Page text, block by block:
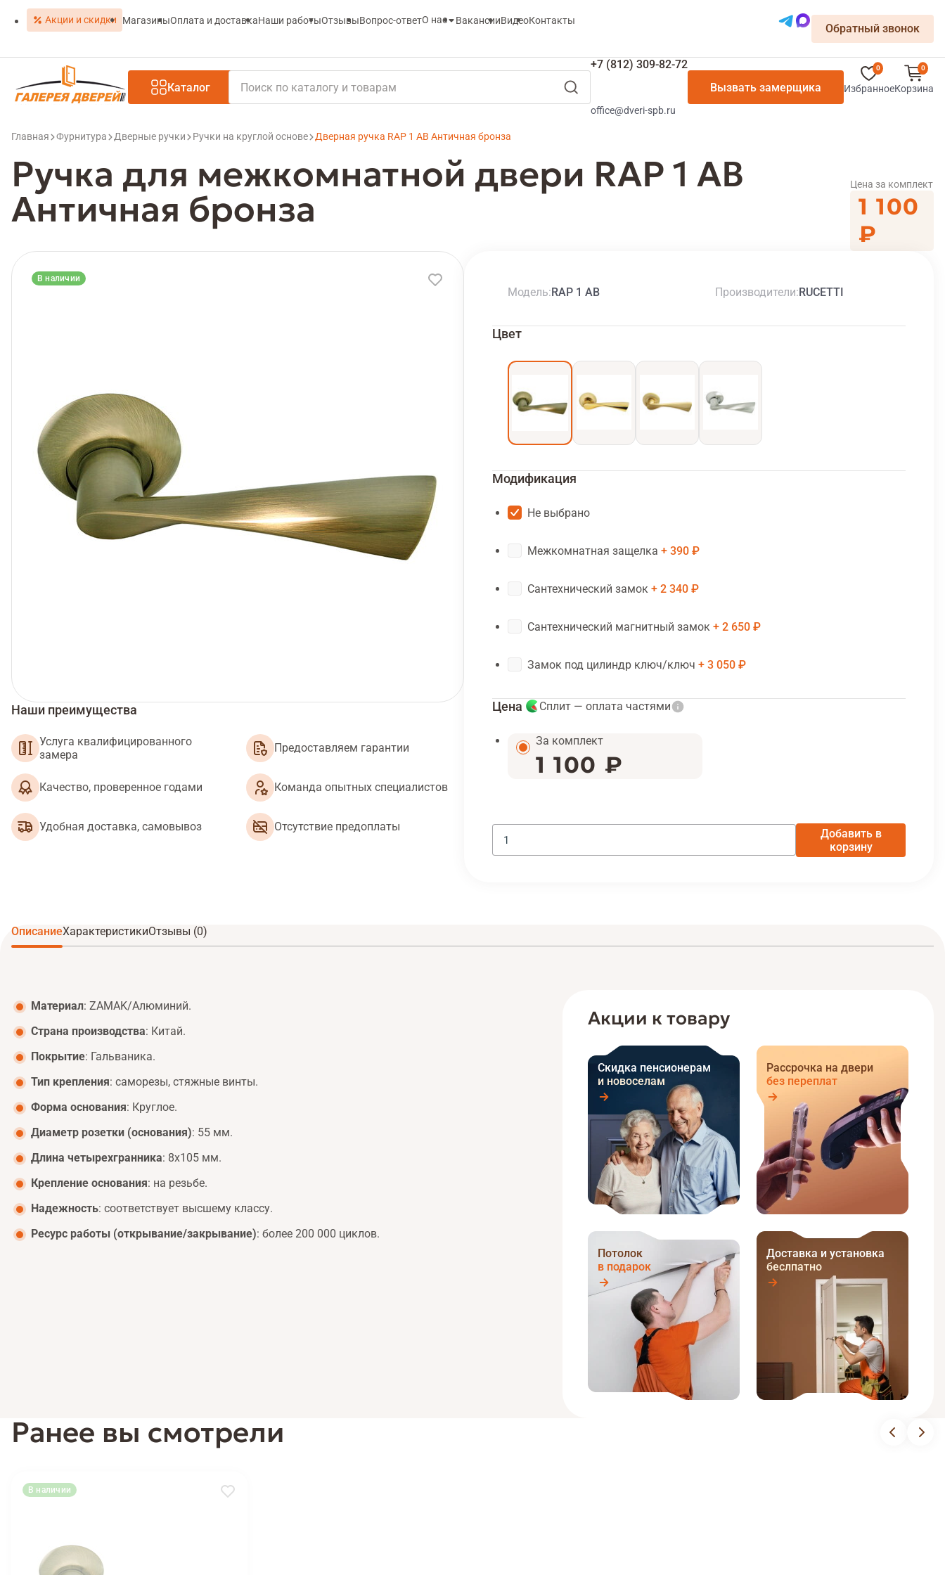
Акции и скидки МагазиныОплата и доставкаНаши работыОтзывыВопрос-ответО нас ВакансииВидеоКонтакты
Обратный звонок
Каталог
+7 (812) 309-82-72
office@dveri-spb.ru
Вызвать замерщика
0
Избранное
0
Корзина
Главная Фурнитура Дверные ручки Ручки на круглой основе Дверная ручка RAP 1 AB Aнтичная бронза
Ручка для межкомнатной двери RAP 1 AB
Aнтичная бронза
Цена за комплект
1 100
₽
В наличии
Наши преимущества
Услуга квалифицированного
замера
Предоставляем гарантии
Качество, проверенное годами Команда опытных специалистов
Удобная доставка, самовывоз Отсутствие предоплаты
Модель RAP 1 AB Производители RUCETTI
Цвет
Модификация
Не выбрано
Межкомнатная защелка 390 ₽
Сантехнический замок 2 340 ₽
Сантехнический магнитный замок 2 650 ₽
Замок под цилиндр ключ/ключ 3 050 ₽
Цена Сплит — оплата частями
За комплект
1 100 ₽
Добавить в
корзину
ОписаниеХарактеристикиОтзывы (0)
Материал: ZAMAK/Алюминий.
Страна производства: Китай.
Покрытие: Гальваника.
Тип крепления: саморезы, стяжные винты.
Форма основания: Круглое.
Диаметр розетки (основания): 55 мм.
Длина четырехгранника: 8x105 мм.
Крепление основания: на резьбе.
Надежность: соответствует высшему классу.
Ресурс работы (открывание/закрывание): более 200 000 циклов.
Акции к товару
Скидка пенсионерам
и новоселам
Рассрочка на двери
без переплат
Потолок
в подарок
Доставка и установка
беслпатно
Ранее вы смотрели
В наличии